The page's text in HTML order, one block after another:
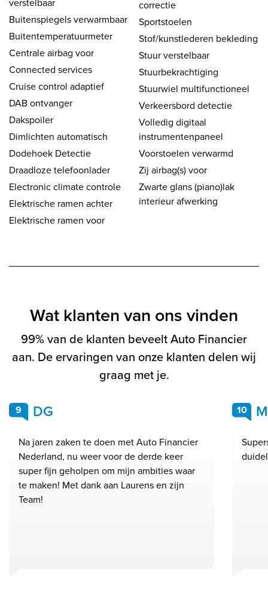
Buitenspiegels verwarmbaar
Buitentemperatuurmeter
Centrale airbag voor
Connected services
Cruise control adaptief
DAB ontvanger
Dakspoiler
Dimlichten automatisch
Dodehoek Detectie
Draadloze telefoonlader
Electronic climate controle
Elektrische ramen achter
Elektrische ramen voor
correctie
Sportstoelen
Stof/kunstlederen bekleding
Stuur verstelbaar
Stuurbekrachtiging
Stuurwiel multifunctioneel
Verkeersbord detectie
Volledig digitaal
instrumentenpaneel
Voorstoelen verwarmd
Zij airbag(s) voor
Zwarte glans (piano)lak
interieur afwerking
Wat klanten van ons vinden
99% van de klanten beveelt Auto Financier
aan. De ervaringen van onze klanten delen wij
graag met je.
9 DG
Na jaren zaken te doen met Auto Financier
Nederland, nu weer voor de derde keer
super fijn geholpen om mijn ambities waar
te maken! Met dank aan Laurens en zijn
Team!
10